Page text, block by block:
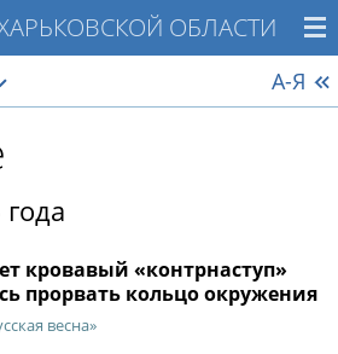
ОБЛАСТИ
А-Я
кровавый «контрнаступ»
прорвать кольцо окружения
весна»